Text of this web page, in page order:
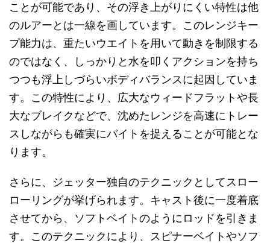
ことが可能であり、その浮き上がりにくい特性は他
のルアーとは一線を画しています。このレンジキー
プ能力は、重たいウエイトを用いて動きを制限する
のではなく、しっかりと水を叩くアクションを持ち
つつも浮上しづらいボディバランスに起因していま
す。この特性により、広大なウィードフラットや長
大なブレイクなどで、沈めたレンジを高速にトレー
スしながらも確実にバイトを捉えることが可能とな
ります。
さらに、ジェッター独自のテクニックとしてスロー
ローリングが挙げられます。キャスト後に一度着底
させてから、ソフトベイトのようにロッドを引きま
す。このテクニックにより、スピナーベイトやソフ